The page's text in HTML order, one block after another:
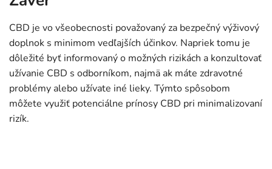
CBD je vo všeobecnosti považovaný za bezpečný výživový
doplnok s minimom vedľajších účinkov. Napriek tomu je
dôležité byť informovaný o možných rizikách a konzultovať
užívanie CBD s odborníkom, najmä ak máte zdravotné
problémy alebo užívate iné lieky. Týmto spôsobom
môžete využiť potenciálne prínosy CBD pri minimalizovaní
rizík.